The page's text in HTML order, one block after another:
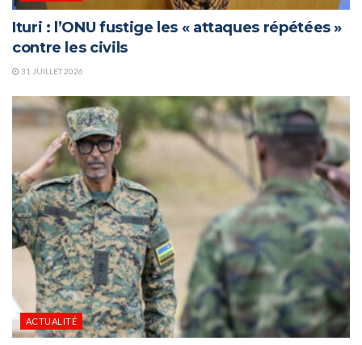
Ituri : l’ONU fustige les « attaques répétées »
contre les civils
31 JUILLET 2026
ACTUALITÉ